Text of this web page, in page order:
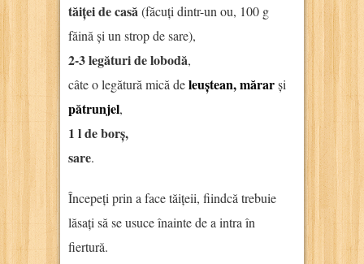
tăiței de casă(făcuți dintr-un ou, 100 g
făină și un strop de sare),
2-3 legături de lobodă,
câte o legătură mică deleuștean,mărarși
pătrunjel,
1 l de borș,
sare.
Începeți prin a face tăițeii, fiindcă trebuie
lăsați să se usuce înainte de a intra în
fiertură.